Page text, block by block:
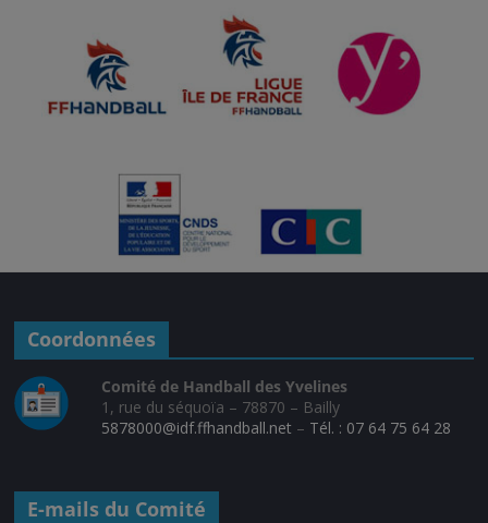
Coordonnées
Comité de Handball des Yvelines
1, rue du séquoïa – 78870 – Bailly
5878000@idf.ffhandball.net – Tél. : 07 64 75 64 28
E-mails du Comité